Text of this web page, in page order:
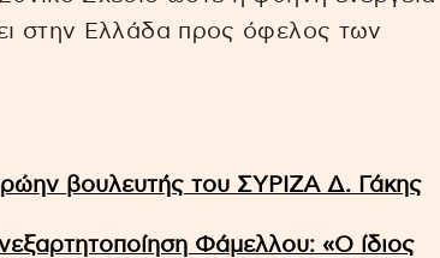
στην Ελλάδα προς όφελος των
βουλευτής του ΣΥΡΙΖΑ Δ. Γάκης
Φάμελλου: «Ο ίδιος